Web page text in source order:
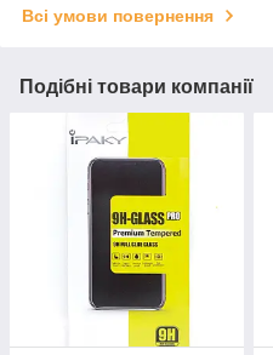
Всі умови повернення
Подібні товари компанії